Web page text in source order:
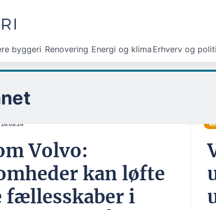
byggeri Renovering Energi og klima Erhverv og
26.08.24
Volvo:
kan løfte
fællesskaber i